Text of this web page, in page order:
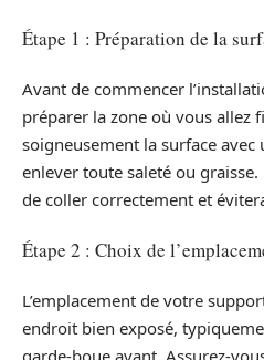
Étape 1 : Préparation de la
Avant de commencer
préparer la zone où vous allez
soigneusement la surface
enlever toute saleté ou
de coller correctement et
Étape 2 : Choix de
L’emplacement de votre
endroit bien exposé,
garde-boue avant. Assurez-